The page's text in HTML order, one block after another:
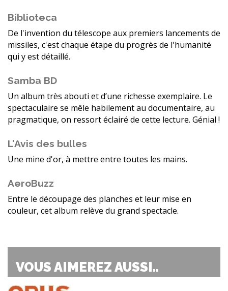
Biblioteca
De l'invention du télescope aux premiers lancements de
missiles, c'est chaque étape du progrès de l'humanité
qui y est détaillé.
Samba BD
Un album très abouti et d’une richesse exemplaire. Le
spectaculaire se mêle habilement au documentaire, au
pragmatique, on ressort éclairé de cette lecture. Génial !
L'Avis des bulles
Une mine d'or, à mettre entre toutes les mains.
AeroBuzz
Entre le découpage des planches et leur mise en
couleur, cet album relève du grand spectacle.
VOUS AIMEREZ AUSSI..